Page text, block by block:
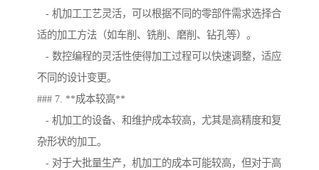
- 机加工工艺灵活，可以根据不同的零部件需求选择合
适的加工方法（如车削、铣削、磨削、钻孔等）。
- 数控编程的灵活性使得加工过程可以快速调整，适应
不同的设计变更。
### 7. **成本较高**
- 机加工的设备、和维护成本较高，尤其是高精度和复
杂形状的加工。
- 对于大批量生产，机加工的成本可能较高，但对于高